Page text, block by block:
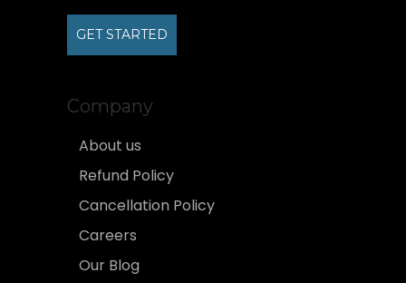
GET STARTED
Company
About us
Refund Policy
Cancellation Policy
Careers
Our Blog